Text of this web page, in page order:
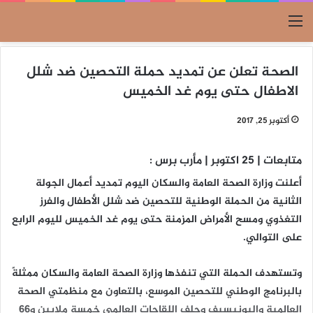
القائمة
الصحة تعلن عن تمديد حملة التحصين ضد شلل
الاطفال حتى يوم غد الخميس
أكتوبر 25, 2017
متابعات | 25 اكتوبر | مأرب برس :
أعلنت وزارة الصحة العامة والسكان اليوم تمديد أعمال الجولة
الثانية من الحملة الوطنية للتحصين ضد شلل الأطفال والفرز
التغذوي ومسح الأمراض المزمنة حتى يوم غد الخميس لليوم الرابع
على التوالي.
وتستهدف الحملة التي تنفذها وزارة الصحة العامة والسكان ممثلةً
بالبرنامج الوطني للتحصين الموسع، بالتعاون مع منظمتي الصحة